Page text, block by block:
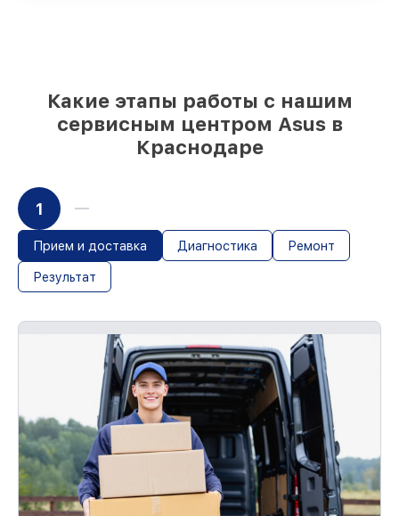
работ за 1–2 часа, если мастер
приступает к восстановлению сразу
Какие этапы работы с нашим
сервисным центром Asus в
Краснодаре
1
Прием и доставка Диагностика Ремонт
Результат